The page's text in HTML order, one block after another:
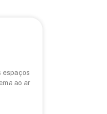
espaços
ao ar